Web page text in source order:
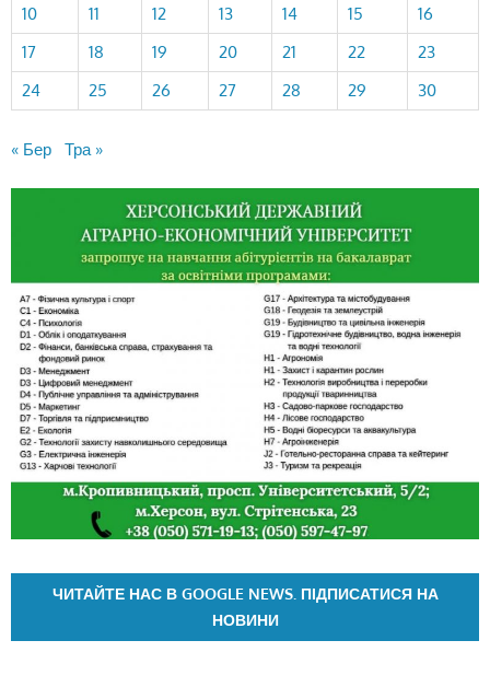
10
11 12 13 14 15
16
17
18 19 20 21 22
23
24
25 26 27 28 29 30
« Бер Тра »
ЧИТАЙТЕ НАС В GOOGLE NEWS. ПІДПИСАТИСЯ НА
НОВИНИ